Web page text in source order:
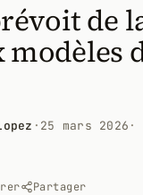
de
modèles
· 25 mars 2026 ·
Partager